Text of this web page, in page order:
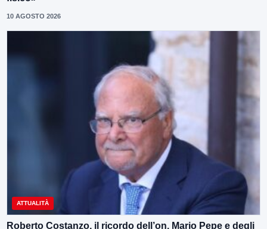
10 AGOSTO 2026
ATTUALITÀ
Roberto Costanzo, il ricordo dell’on. Mario Pepe e degli